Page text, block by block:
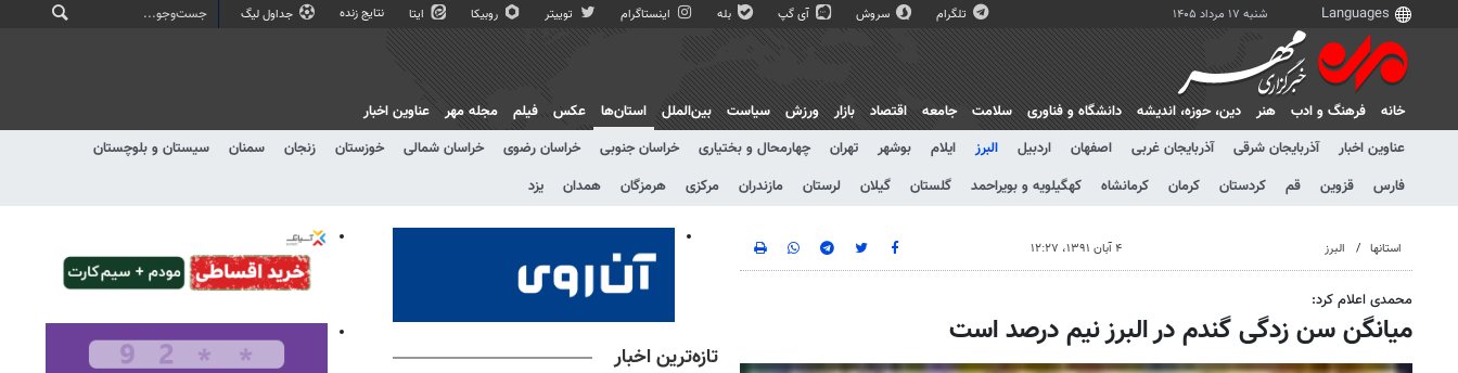
شنبه ۱۷ مرداد ۱۴۰۵ تلگرام سروش آی گپ بله اینستاگرام توییتر روبیکا ایتا نتایج زنده جداول لیگ
خانه فرهنگ و ادب هنر دين، حوزه، انديشه دانشگاه و فناوری سلامت جامعه اقتصاد بازار ورزش سیاست بین‌الملل
استان‌ها
عناوین اخبار
آذربایجان شرقی آذربایجان غربی اصفهان اردبیل البرز ایلام بوشهر تهران چهارمحال و بختیاری خراسان جنوبی خراسان رضوی خراسان شمالی خوزستان زنجان سمنان
سیستان و بلوچستان
فارس
قزوین قم کردستان کرمان کرمانشاه کهگیلویه و بویراحمد گلستان گیلان لرستان مازندران مرکزی هرمزگان همدان یزد
عکس فیلم مجله مهر عناوین اخبار
استانها البرز ۴ آبان ۱۳۹۱، ۱۲:۲۷
محمدی اعلام کرد:
میانگن سن زدگی گندم در البرز نیم درصد است
تازه‌ترین اخبار